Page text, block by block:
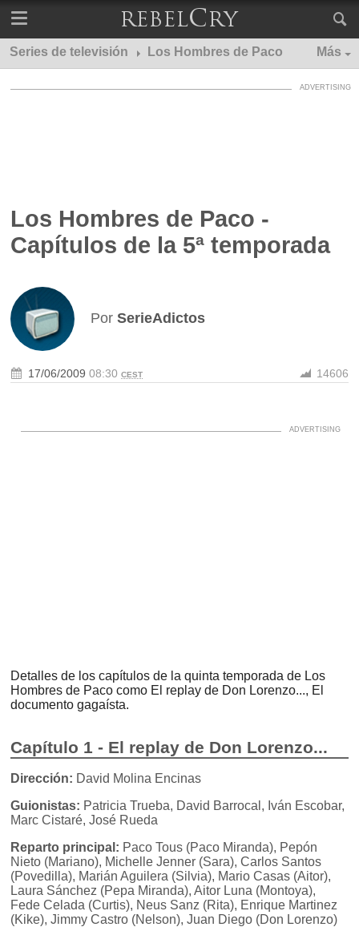
Series de televisión Los Hombres de Paco Más
Los Hombres de Paco -
Capítulos de la 5ª temporada
PorSerieAdictos
17/06/2009 08:30CEST 14606
Detalles de los capítulos de la quinta temporada de Los
Hombres de Paco como El replay de Don Lorenzo..., El
documento gagaísta.
Capítulo 1 - El replay de Don Lorenzo...
Dirección: David Molina Encinas
Guionistas: Patricia Trueba, David Barrocal, Iván Escobar,
Marc Cistaré, José Rueda
Reparto principal: Paco Tous (Paco Miranda), Pepón
Nieto (Mariano), Michelle Jenner (Sara), Carlos Santos
(Povedilla), Marián Aguilera (Silvia), Mario Casas (Aitor),
Laura Sánchez (Pepa Miranda), Aitor Luna (Montoya),
Fede Celada (Curtis), Neus Sanz (Rita), Enrique Martinez
(Kike), Jimmy Castro (Nelson), Juan Diego (Don Lorenzo)